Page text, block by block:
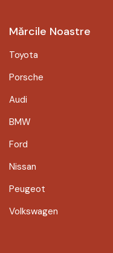
Mărcile Noastre
Toyota
Porsche
Audi
BMW
Ford
Nissan
Peugeot
Volkswagen